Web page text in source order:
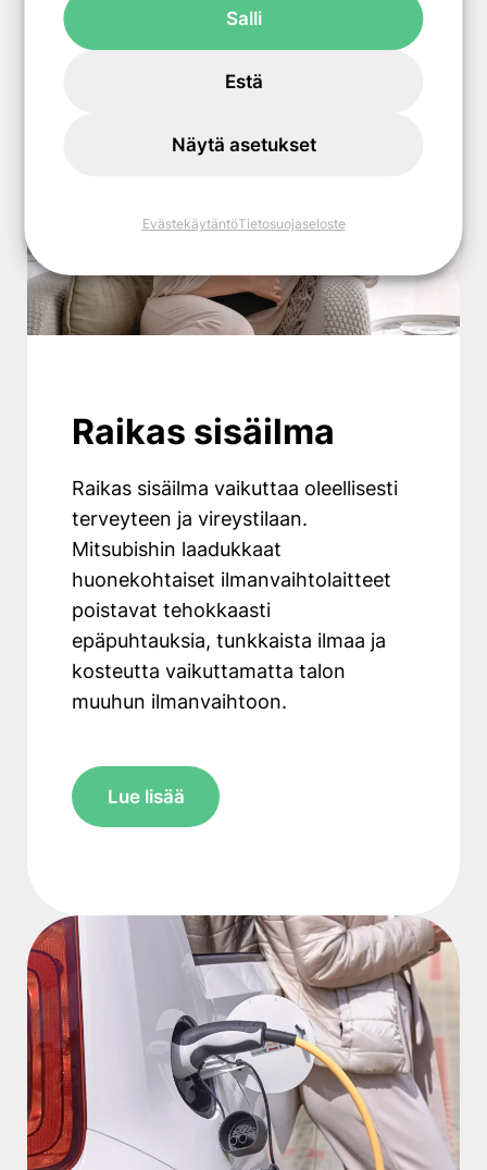
Salli
Estä
Näytä asetukset
EvästekäytäntöTietosuojaseloste
Raikas sisäilma
Raikas sisäilma vaikuttaa oleellisesti
terveyteen ja vireystilaan.
Mitsubishin laadukkaat
huonekohtaiset ilmanvaihtolaitteet
poistavat tehokkaasti
epäpuhtauksia, tunkkaista ilmaa ja
kosteutta vaikuttamatta talon
muuhun ilmanvaihtoon.
Lue lisää